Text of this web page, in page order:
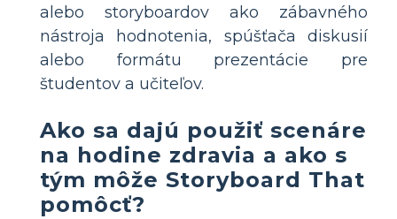
alebo storyboardov ako zábavného
nástroja hodnotenia, spúšťača diskusií
alebo formátu prezentácie pre
študentov a učiteľov.
Ako sa dajú použiť scenáre
na hodine zdravia a ako s
tým môže Storyboard That
pomôcť?